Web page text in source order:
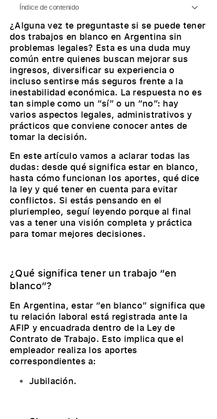
Índice de contenido
¿Alguna vez te preguntaste si se puede tener
dos trabajos en blanco en Argentina sin
problemas legales? Esta es una duda muy
común entre quienes buscan mejorar sus
ingresos, diversificar su experiencia o
incluso sentirse más seguros frente a la
inestabilidad económica. La respuesta no es
tan simple como un “sí” o un “no”: hay
varios aspectos legales, administrativos y
prácticos que conviene conocer antes de
tomar la decisión.
En este artículo vamos a aclarar todas las
dudas: desde qué significa estar en blanco,
hasta cómo funcionan los aportes, qué dice
la ley y qué tener en cuenta para evitar
conflictos. Si estás pensando en el
pluriempleo, seguí leyendo porque al final
vas a tener una visión completa y práctica
para tomar mejores decisiones.
¿Qué significa tener un trabajo “en
blanco”?
En Argentina, estar “en blanco” significa que
tu relación laboral está registrada ante la
AFIP y encuadrada dentro de la Ley de
Contrato de Trabajo. Esto implica que el
empleador realiza los aportes
correspondientes a:
Jubilación.